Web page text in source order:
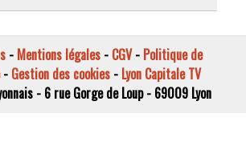
- Mentions légales - CGV- Politique de
- Gestion des cookies- Lyon Capitale TV
- 6 rue Gorge de Loup - 69009 Lyon